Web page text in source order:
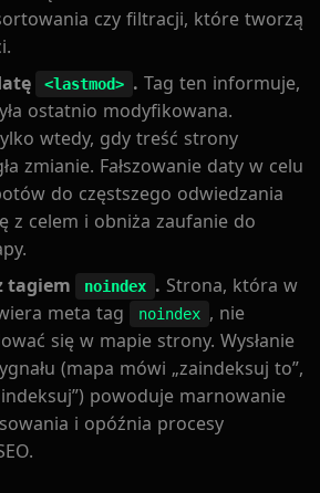
czy filtracji, które tworzą
<lastmod> . Tag ten informuje,
ostatnio modyfikowana.
wtedy, gdy treść strony
zmianie. Fałszowanie daty w celu
do częstszego odwiedzania
z celem i obniża zaufanie do
tagiem
noindex . Strona, która w
meta tag
noindex , nie
się w mapie strony. Wysłanie
(mapa mówi „zaindeksuj to”,
powoduje marnowanie
i opóźnia procesy